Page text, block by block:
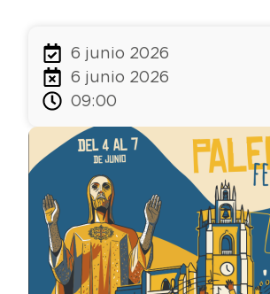
6 junio 2026
6 junio 2026
09:00